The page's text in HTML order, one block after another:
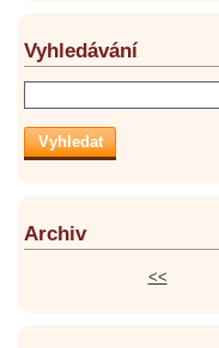
Vyhledávání
Archiv
<<